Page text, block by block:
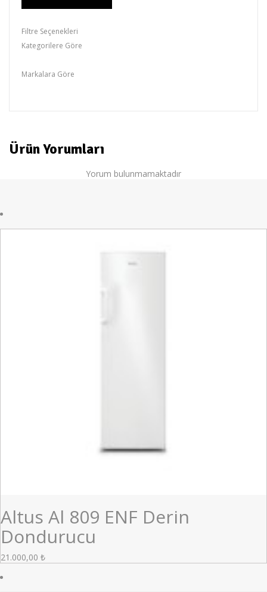
Filtre Seçenekleri
Kategorilere Göre
Markalara Göre
Ürün Yorumları
Yorum bulunmamaktadır
Altus Al 809 ENF Derin
Dondurucu
21.000,00 ₺